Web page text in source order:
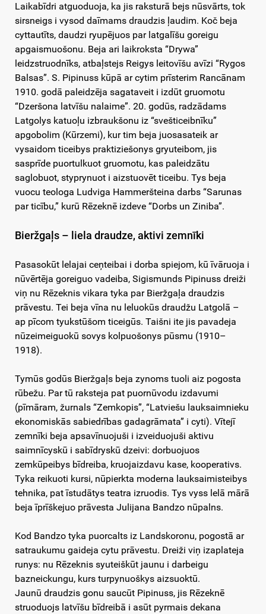
Laikabīdri atguoduoja, ka jis raksturā bejs nūsvārts, tok
sirsneigs i vysod daīmams draudzis ļaudim. Koč beja
cyttautīts, daudzi ryupējuos par latgalīšu goreigu
apgaismuošonu. Beja ari laikroksta “Drywa”
leidzstruodnīks, atbaļstejs Reigys leitovīšu avīzi “Rygos
Balsas”. S. Pipinuss kūpā ar cytim prīsterim Rancānam
1910. godā paleidzēja sagataveit i izdūt gruomotu
“Dzeršona latvīšu nalaime”. 20. godūs, radzādams
Latgolys katuoļu izbraukšonu iz “svešticeibnīku”
apgobolim (Kūrzemi), kur tim beja juosasateik ar
vysaidom ticeibys praktiziešonys gryuteibom, jis
sasprīde puortulkuot gruomotu, kas paleidzātu
saglobuot, styprynuot i aizstuovēt ticeibu. Tys beja
vuocu teologa Ludviga Hammeršteina darbs “Sarunas
par ticību,” kurū Rēzeknē izdeve “Dorbs un Ziniba”.
Bieržgaļs – liela draudze, aktivi zemnīki
Pasasokūt lelajai ceņteibai i dorba spiejom, kū īvāruoja i
nūvērtēja goreiguo vadeiba, Sigismunds Pipinuss dreiži
viņ nu Rēzeknis vikara tyka par Bieržgaļa draudzis
prāvestu. Tei beja vīna nu leluokūs draudžu Latgolā –
ap pīcom tyukstūšom ticeigūs. Taišni ite jis pavadeja
nūzeimeiguokū sovys kolpuošonys pūsmu (1910–
1918).
Tymūs godūs Bieržgaļs beja zynoms tuoli aiz pogosta
rūbežu. Par tū raksteja pat puornūvodu izdavumi
(pīmāram, žurnals “Zemkopis”, “Latviešu lauksaimnieku
ekonomiskās sabiedrības gadagrāmata” i cyti). Vītejī
zemnīki beja apsavīnuojuši i izveiduojuši aktivu
saimnīcyskū i sabīdryskū dzeivi: dorbuojuos
zemkūpeibys bīdreiba, kruojaizdavu kase, kooperativs.
Tyka reikuoti kursi, nūpierkta moderna lauksaimisteibys
tehnika, pat īstudātys teatra izruodis. Tys vyss lelā mārā
beja īprīškejuo prāvesta Julijana Bandzo nūpalns.
Kod Bandzo tyka puorcalts iz Landskoronu, pogostā ar
satraukumu gaideja cytu prāvestu. Dreiži viņ izaplateja
runys: nu Rēzeknis syuteiškūt jaunu i darbeigu
bazneickungu, kurs turpynuoškys aizsuoktū.
Jaunū draudzis gonu saucūt Pipinuss, jis Rēzeknē
struoduojs latvīšu bīdreibā i asūt pyrmais dekana